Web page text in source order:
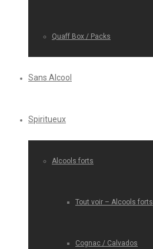
Quaff Box / Packs
Sans Alcool
Spiritueux
Alcools forts
Tout voir – Alcools forts
Cognac / Calvados